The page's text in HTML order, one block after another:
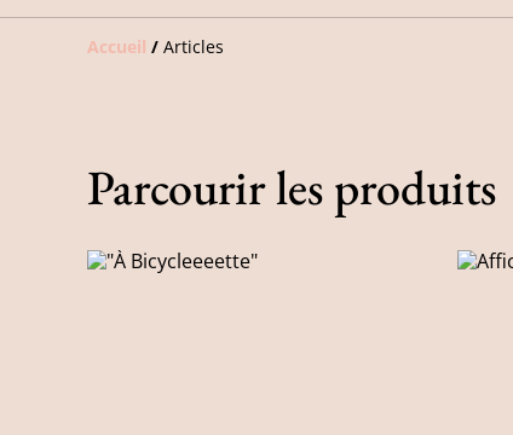
Accueil / Articles
Parcourir les produits